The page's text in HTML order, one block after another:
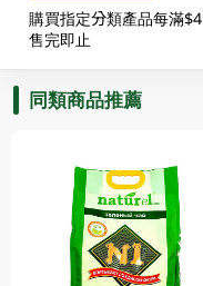
購買指定分類產品每滿
售完即止
同類商品推薦